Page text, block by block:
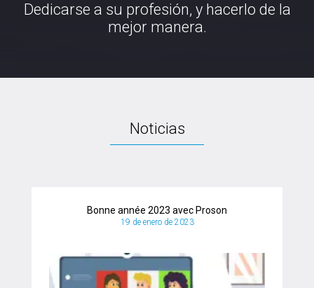
Dedicarse a su profesión, y hacerlo de la
mejor manera.
Noticias
Studio de Chatillon
19 de abril de 2021